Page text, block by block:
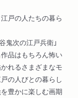
戸の人たちの暮ら
鬼次の江戸兵衛」
品はもちろん怖い
れるさまざまなモ
の人びとの暮らし
豊かに楽しむ画期